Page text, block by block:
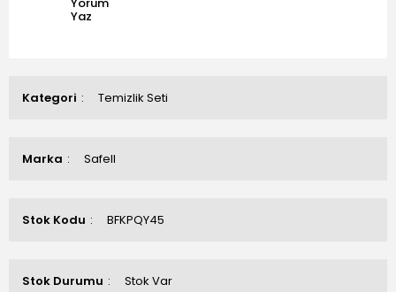
Kategori Temizlik Seti
Marka Safell
Stok Kodu BFKPQY45
Stok Durumu Stok Var
Yaz